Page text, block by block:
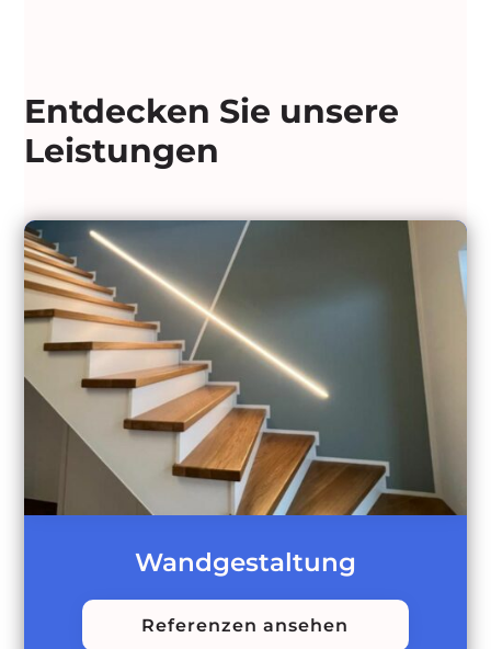
Entdecken Sie unsere
Leistungen
Wandgestaltung
Referenzen ansehen